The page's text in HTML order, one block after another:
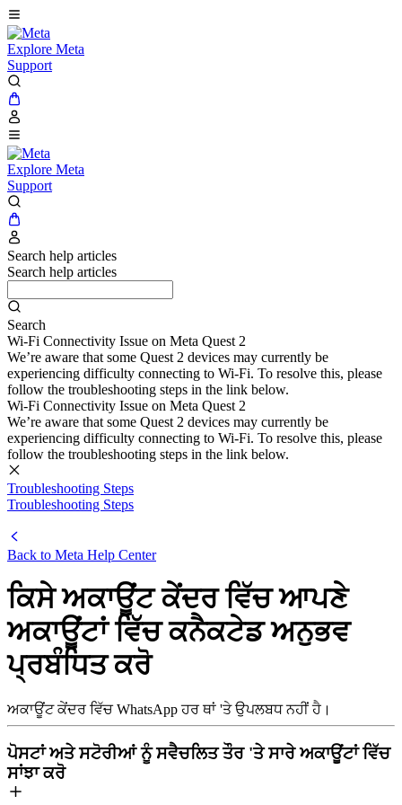
Explore Meta
Support
Explore Meta
Support
Search help articles
Search help articles
Search
Wi-Fi Connectivity Issue on Meta Quest 2
We’re aware that some Quest 2 devices may currently be
experiencing difficulty connecting to Wi-Fi. To resolve this, please
follow the troubleshooting steps in the link below.
Wi-Fi Connectivity Issue on Meta Quest 2
We’re aware that some Quest 2 devices may currently be
experiencing difficulty connecting to Wi-Fi. To resolve this, please
follow the troubleshooting steps in the link below.
Troubleshooting Steps
Troubleshooting Steps
Back to Meta Help Center
ਕਿਸੇ ਅਕਾਊਂਟ ਕੇਂਦਰ ਵਿੱਚ ਆਪਣੇ
ਅਕਾਊਂਟਾਂ ਵਿੱਚ ਕਨੈਕਟੇਡ ਅਨੁਭਵ
ਪ੍ਰਬੰਧਿਤ ਕਰੋ
ਅਕਾਊਂਟ ਕੇਂਦਰ ਵਿੱਚ WhatsApp ਹਰ ਥਾਂ 'ਤੇ ਉਪਲਬਧ ਨਹੀਂ ਹੈ।
ਪੋਸਟਾਂ ਅਤੇ ਸਟੋਰੀਆਂ ਨੂੰ ਸਵੈਚਲਿਤ ਤੌਰ 'ਤੇ ਸਾਰੇ ਅਕਾਊਂਟਾਂ ਵਿੱਚ
ਸਾਂਝਾ ਕਰੋ